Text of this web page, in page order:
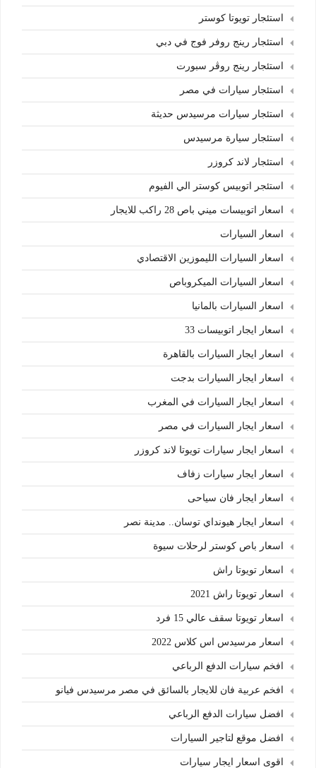
استئجار تويوتا كوستر
استئجار رينج روفر فوج في دبي
استئجار رينج روڤر سبورت
استئجار سيارات في مصر
استئجار سيارات مرسيدس حديثة
استئجار سيارة مرسيدس
استئجار لاند كروزر
استئجر اتوبيس كوستر الي الفيوم
اسعار اتوبيسات ميني باص 28 راكب للايجار
اسعار السيارات
اسعار السيارات الليموزين الاقتصادي
اسعار السيارات الميكروباص
اسعار السيارات بالمانيا
اسعار ايجار اتوبيسات 33
اسعار ايجار السيارات بالقاهرة
اسعار ايجار السيارات بدجت
اسعار ايجار السيارات في المغرب
اسعار ايجار السيارات في مصر
اسعار ايجار سيارات تويوتا لاند كروزر
اسعار ايجار سيارات زفاف
اسعار ايجار فان سياحى
اسعار ايجار هيونداي توسان.. مدينة نصر
اسعار باص كوستر لرحلات سيوة
اسعار تويوتا راش
اسعار تويوتا راش 2021
اسعار تويوتا سقف عالي 15 فرد
اسعار مرسيدس اس كلاس 2022
افخم سيارات الدفع الرباعي
افخم عربية فان للايجار بالسائق في مصر مرسيدس فيانو
افضل سيارات الدفع الرباعي
افضل موقع لتاجير السيارات
اقوى اسعار ايجار سيارات